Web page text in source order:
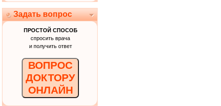
Задать вопрос
ПРОСТОЙ СПОСОБ
спросить врача
и получить ответ
ВОПРОС
ДОКТОРУ
ОНЛАЙН